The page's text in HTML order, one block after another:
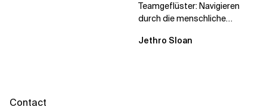
Teamgeflüster: Navigieren
durch die menschliche
vorbereitet hat „Wir...
Jethro Sloan
Contact